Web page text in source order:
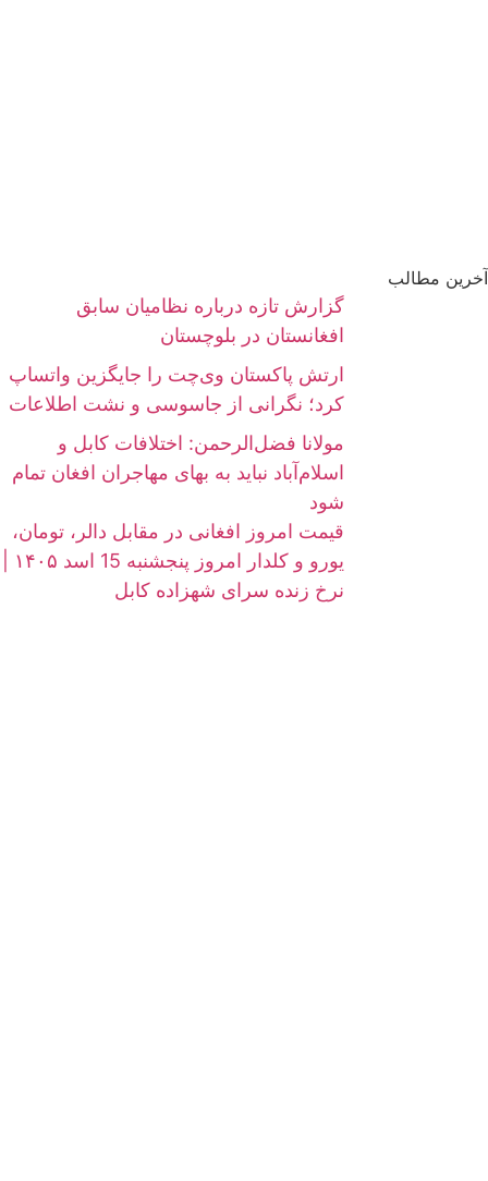
آخرین مطالب
گزارش تازه درباره نظامیان سابق
افغانستان در بلوچستان
ارتش پاکستان وی‌چت را جایگزین واتساپ
کرد؛ نگرانی از جاسوسی و نشت اطلاعات
مولانا فضل‌الرحمن: اختلافات کابل و
اسلام‌آباد نباید به بهای مهاجران افغان تمام
شود
قیمت امروز افغانی در مقابل دالر، تومان،
نرخ زنده سرای شهزاده کابل